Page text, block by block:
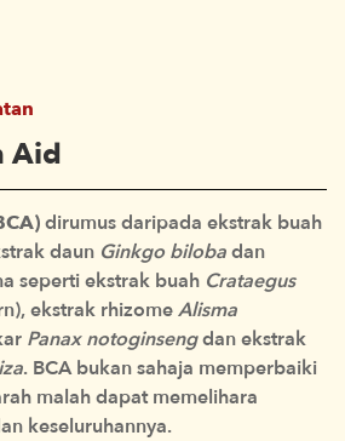
Aid
dirumus daripada ekstrak buah
daun Ginkgo bilobadan
seperti ekstrak buah Crataegus
ekstrak rhizomeAlisma
Panax notoginsengdan ekstrak
. BCA bukan sahaja memperbaiki
malah dapat memelihara
keseluruhannya.